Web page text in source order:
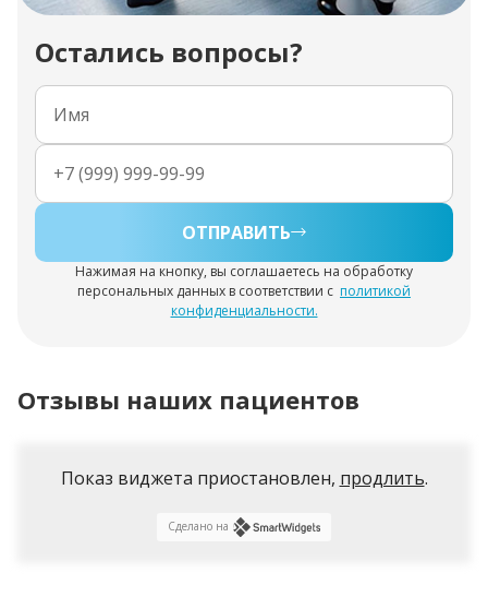
Остались вопросы?
ОТПРАВИТЬ
Нажимая на кнопку, вы соглашаетесь на обработку
персональных данных в соответствии с политикой
конфиденциальности.
Отзывы наших пациентов
Показ виджета приостановлен, продлить.
Сделано на